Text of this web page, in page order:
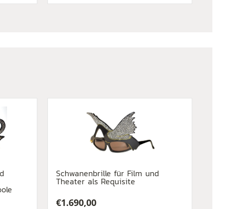
Schwanenbrille für Film und
Theater als Requisite
€1.690,00